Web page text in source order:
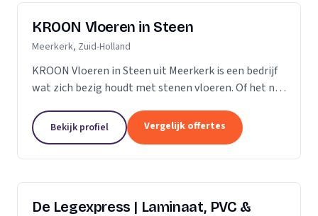
KROON Vloeren in Steen
Meerkerk, Zuid-Holland
KROON Vloeren in Steen uit Meerkerk is een bedrijf
wat zich bezig houdt met stenen vloeren. Of het nu
tegelzetters, vloerverwarming, onderhoud,...
Bekijk profiel Vergelijk offertes
De Legexpress | Laminaat, PVC &